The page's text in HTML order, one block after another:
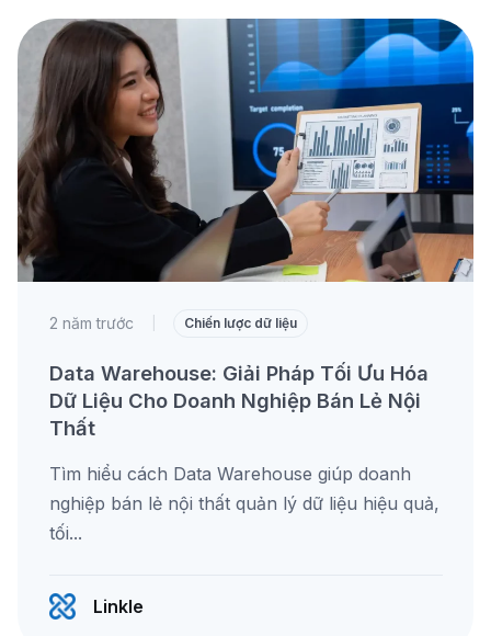
2 năm trước Chiến lược dữ liệu
Data Warehouse: Giải Pháp Tối Ưu Hóa
Dữ Liệu Cho Doanh Nghiệp Bán Lẻ Nội
Thất
Tìm hiểu cách Data Warehouse giúp doanh
nghiệp bán lẻ nội thất quản lý dữ liệu hiệu quả,
tối...
Linkle